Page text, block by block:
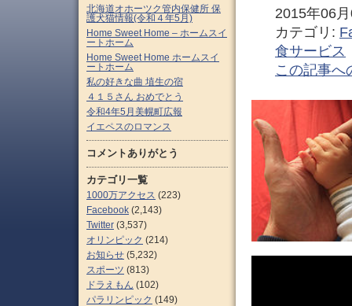
2015年06
カテゴリ:
食サービス
この記事へ
北海道オホーツク管内保健所 保
護犬猫情報(令和４年5月)
Home Sweet Home – ホームスイ
ートホーム
Home Sweet Home ホームスイ
ートホーム
私の好きな曲 埴生の宿
４１５さん おめでとう
令和4年5月美幌町広報
イエペスのロマンス
コメントありがとう
カテゴリ一覧
1000万アクセス (223)
Facebook (2,143)
Twitter (3,537)
オリンピック (214)
お知らせ (5,232)
スポーツ (813)
ドラえもん (102)
パラリンピック (149)